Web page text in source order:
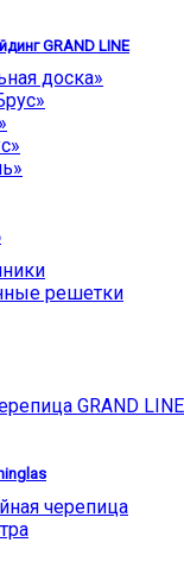
GRAND LINE
доска»
решетки
GRAND LINE
черепица